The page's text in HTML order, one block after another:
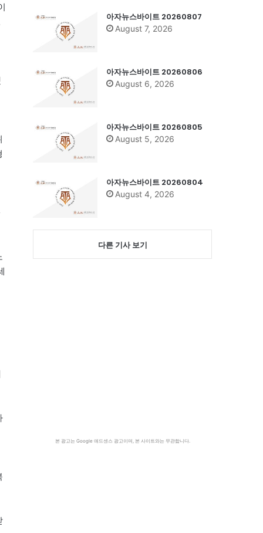
아자뉴스바이트 20260807
August 7, 2026
아자뉴스바이트 20260806
August 6, 2026
아자뉴스바이트 20260805
August 5, 2026
아자뉴스바이트 20260804
August 4, 2026
다른 기사 보기
본 광고는 Google 애드센스 광고이며, 본 사이트와는 무관합니다.